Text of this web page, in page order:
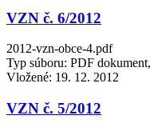
VZN č. 6/2012
2012-vzn-obce-4.pdf
Typ súboru: PDF
Vložené: 19. 12. 2012
VZN č. 5/2012